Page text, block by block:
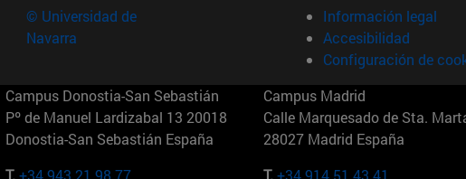
© Universidad de
Navarra
Información legal
Accesibilidad
Configuración de
Campus Donostia-San Sebastián
Pº de Manuel Lardizabal 13 20018
Donostia-San Sebastián España
T. +34 943 21 98 77
Campus Madrid
Calle Marquesado de Sta.
28027 Madrid España
T. +34 914 51 43 41